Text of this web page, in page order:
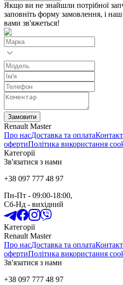
Якщо ви не знайшли потрібної
заповніть форму замовлення, і
вами зв'яжеться!
Замовити
Renault Master
Про насДоставка та оплата
офертиПолітика використання
Категорії
Зв'язатися з нами
+38 097 777 48 97
Пн-Пт - 09:00-18:00,
Сб-Нд - вихідний
Категорії
Renault Master
Про насДоставка та оплата
офертиПолітика використання
Зв'язатися з нами
+38 097 777 48 97